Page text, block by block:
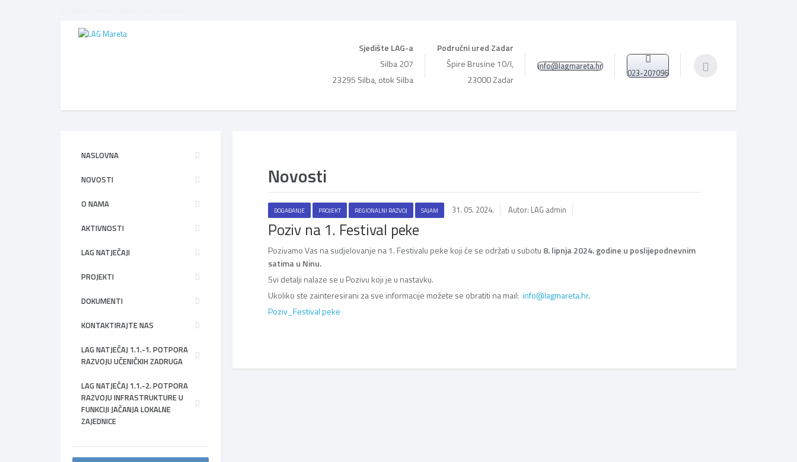
Sjedište LAG-a
Silba 207
23295 Silba, otok Silba
Područni ured Zadar
Špire Brusine 10/I,
23000 Zadar
info@lagmareta.hr
023-207096
Novosti
DOGAĐANJE PROJEKT REGIONALNI RAZVOJ SAJAM 31. 05. 2024. Autor: LAG admin
Poziv na 1. Festival peke
Pozivamo Vas na sudjelovanje na 1. Festivalu peke koji će se održati u subotu 8. lipnja 2024. godine u poslijepodnevnim
satima u Ninu.
Svi detalji nalaze se u Pozivu koji je u nastavku.
Ukoliko ste zainteresirani za sve informacije možete se obratiti na mail: info@lagmareta.hr.
Poziv_Festival peke
NASLOVNA
NOVOSTI
O NAMA
AKTIVNOSTI
LAG NATJEČAJI
PROJEKTI
DOKUMENTI
KONTAKTIRAJTE NAS
LAG NATJEČAJ 1.1.-1. POTPORA
RAZVOJU UČENIČKIH ZADRUGA
LAG NATJEČAJ 1.1.-2. POTPORA
RAZVOJU INFRASTRUKTURE U
FUNKCIJI JAČANJA LOKALNE
ZAJEDNICE